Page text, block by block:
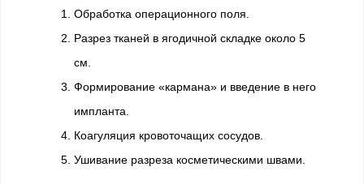
Обработка операционного поля.
Разрез тканей в ягодичной складке около 5
см.
Формирование «кармана» и введение в него
импланта.
Коагуляция кровоточащих сосудов.
Ушивание разреза косметическими швами.